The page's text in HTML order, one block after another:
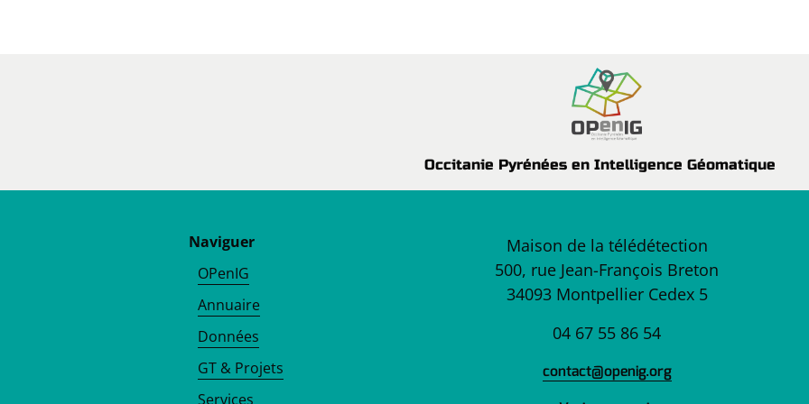
Occitanie Pyrénées en Intelligence Géomatique
Naviguer
OPenIG
Annuaire
Données
GT & Projets
Services
Maison de la télédétection
500, rue Jean-François Breton
34093 Montpellier Cedex 5
04 67 55 86 54
contact@openig.org